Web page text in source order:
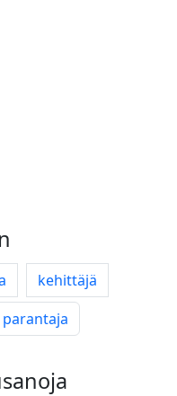
kehittäjä
parantaja